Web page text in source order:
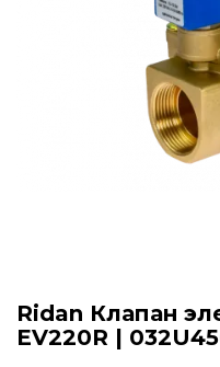
Ridan Клапан
EV220R |